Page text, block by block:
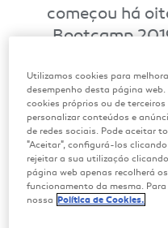
começou há
Bootcamp
eficiência
Utilizamos cookies para
desempenho desta página
cookies próprios ou de
personalizar conteúdos e
de redes sociais. Pode aceitar
"Aceitar", configurá-los
rejeitar a sua utilização
página web apenas recolherá
funcionamento da mesma.
nossa Política de Cookies.